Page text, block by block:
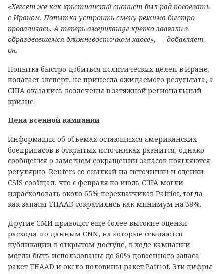
«Хегсет же как христианский сионист был рад повоевать
с Ираном. Попытка устроить смену режима быстро
провалилась. А теперь американцы крепко завязли в
образовавшемся ближневосточном хаосе», — добавляет
он.
Попытка быстро добиться политических целей в Иране,
полагает эксперт, не принесла ожидаемого результата, а
США оказались вовлечены в затяжной региональный
кризис.
Цена военной кампании
Информация об объемах остающихся американских
боеприпасов в открытых источниках разнится, однако
сообщения о заметном сокращении запасов появляются
регулярно. Reuters со ссылкой на источники и оценки
CSIS сообщал, что с февраля по июль США могли
израсходовать около 65% перехватчиков Patriot, тогда
как запасы THAAD сократились как минимум на 38%.
Другие СМИ приводят еще более высокие оценки
расхода: по данным CNN, на которые ссылаются
публикации в открытом доступе, в ходе кампании
могли быть использованы до 80% довоенного запаса
ракет THAAD и около половины ракет Patriot. Эти цифры